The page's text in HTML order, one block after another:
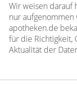
Wir weisen darauf
nur
apotheken.de
für die Richtigkeit,
Aktualität der